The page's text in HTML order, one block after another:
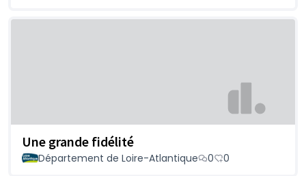
Une grande fidélité
Département de Loire-Atlantique 0 0